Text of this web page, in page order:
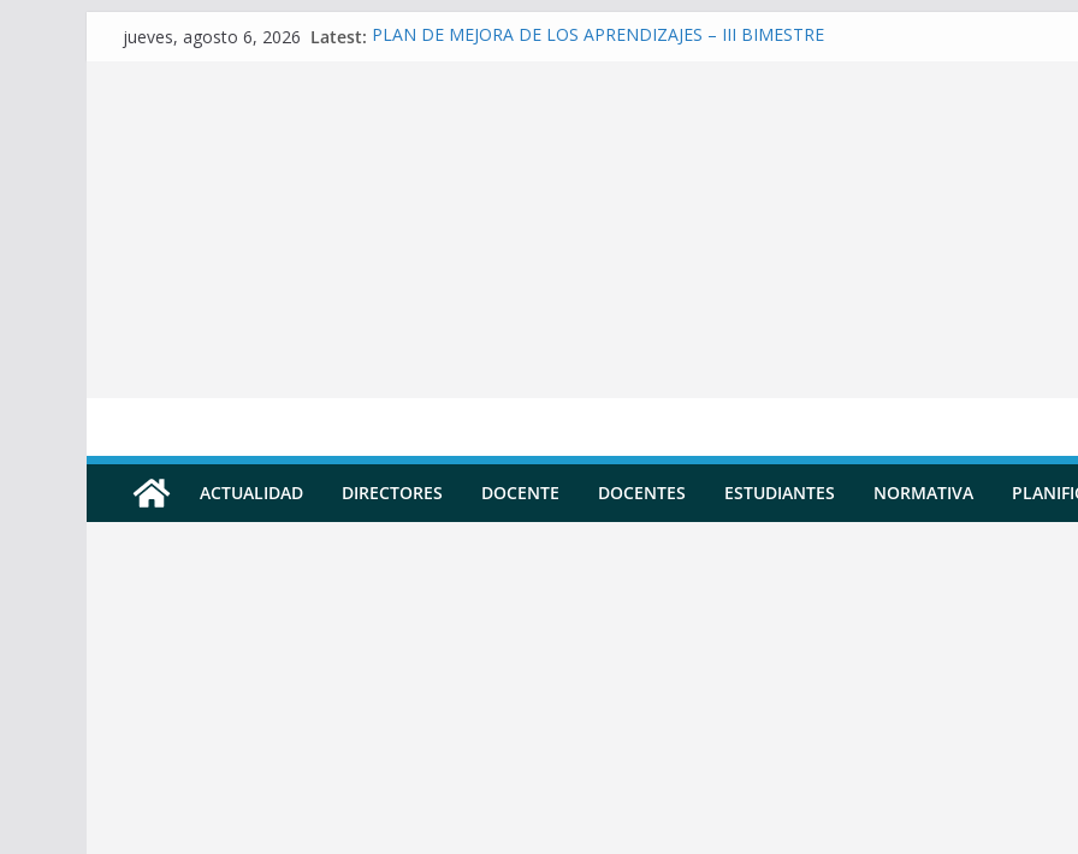
jueves, agosto 6, 2026 Latest: PLAN DE MEJORA DE LOS APRENDIZAJES – III BIMESTRE
ACTUALIDAD DIRECTORES DOCENTE DOCENTES ESTUDIANTES NORMATIVA